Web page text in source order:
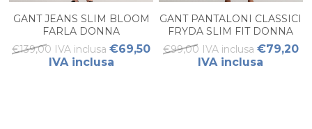
GANT JEANS SLIM BLOOM
FARLA DONNA
€139,00 IVA inclusa €69,50
IVA inclusa
GANT PANTALONI CLASSICI
FRYDA SLIM FIT DONNA
€99,00 IVA inclusa €79,20
IVA inclusa